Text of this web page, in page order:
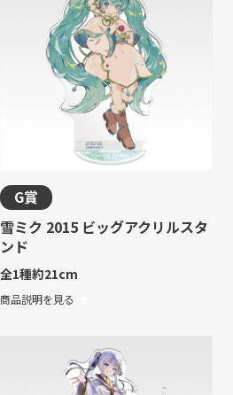
G賞
雪ミク 2015 ビッグアクリルスタ
ンド
全1種約21cm
商品説明を見る